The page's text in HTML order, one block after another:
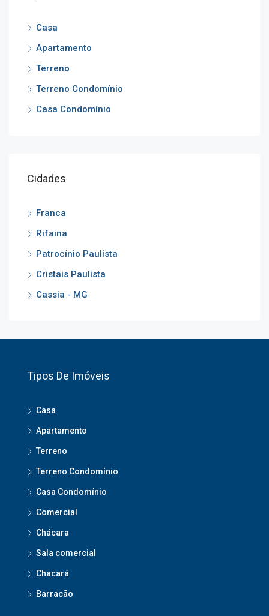
Casa
Apartamento
Terreno
Terreno Condomínio
Casa Condomínio
Cidades
Franca
Rifaina
Patrocínio Paulista
Cristais Paulista
Cassia - MG
Tipos De Imóveis
Casa
Apartamento
Terreno
Terreno Condomínio
Casa Condomínio
Comercial
Chácara
Sala comercial
Chacará
Barracão